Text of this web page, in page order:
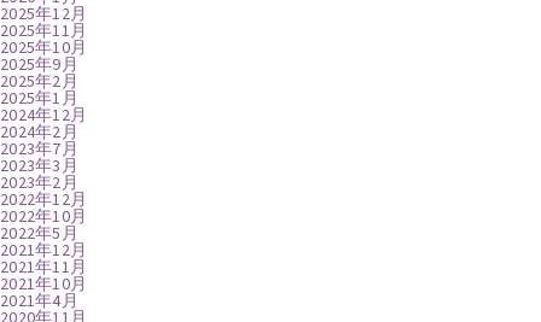
2025年12月
2025年11月
2025年10月
2025年9月
2025年2月
2025年1月
2024年12月
2024年2月
2023年7月
2023年3月
2023年2月
2022年12月
2022年10月
2022年5月
2021年12月
2021年11月
2021年10月
2021年4月
2020年11月